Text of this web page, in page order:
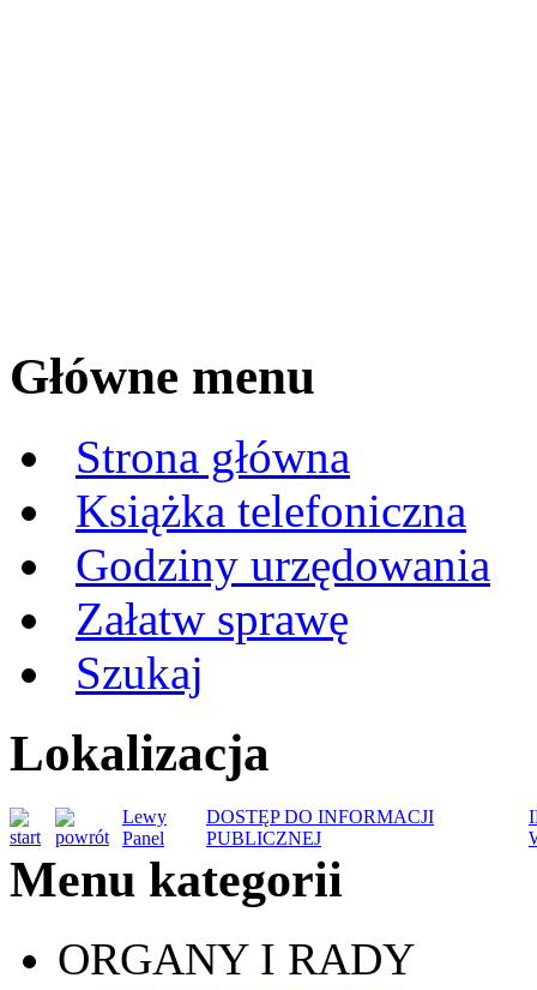
Główne menu
Strona główna
Książka telefoniczna
Godziny urzędowania
Załatw sprawę
Szukaj
Lokalizacja
Lewy
Panel
DOSTĘP DO INFORMACJI
PUBLICZNEJ
Menu kategorii
ORGANY I RADY